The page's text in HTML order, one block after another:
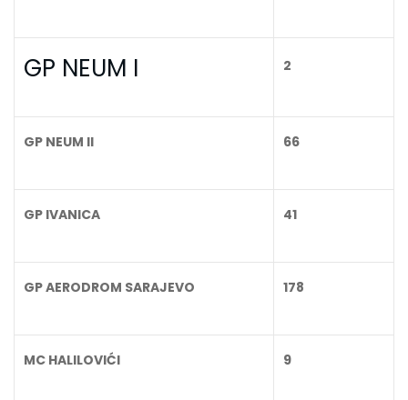
GP NEUM I 2
GP NEUM II 66
GP IVANICA 41
GP AERODROM SARAJEVO 178
MC HALILOVIĆI 9